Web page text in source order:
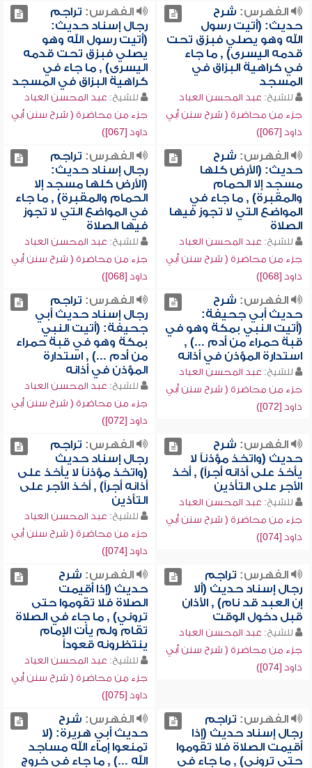
الفهرس: شرح
حديث: (أتيت رسول
الله وهو يصلي فبزق تحت
قدمه اليسرى) , ما جاء
في كراهية البزاق في
المسجد
للشيخ: عبد المحسن العباد
جزء من محاضرة ( شرح سنن أبي
داود [067])
الفهرس: تراجم
رجال إسناد حديث:
(أتيت رسول الله وهو
يصلي فبزق تحت قدمه
اليسرى) , ما جاء في
كراهية البزاق في المسجد
للشيخ: عبد المحسن العباد
جزء من محاضرة ( شرح سنن أبي
داود [067])
الفهرس: شرح
حديث: (الأرض كلها
مسجد إلا الحمام
والمقبرة) , ما جاء في
المواضع التي لا تجوز فيها
الصلاة
للشيخ: عبد المحسن العباد
جزء من محاضرة ( شرح سنن أبي
داود [068])
الفهرس: تراجم
رجال إسناد حديث:
(الأرض كلها مسجد إلا
الحمام والمقبرة) , ما جاء
في المواضع التي لا تجوز
فيها الصلاة
للشيخ: عبد المحسن العباد
جزء من محاضرة ( شرح سنن أبي
داود [068])
الفهرس: شرح
حديث أبي جحيفة:
(أتيت النبي بمكة وهو في
قبة حمراء من أدم ...) ,
استدارة المؤذن في أذانه
للشيخ: عبد المحسن العباد
جزء من محاضرة ( شرح سنن أبي
داود [072])
الفهرس: تراجم
رجال إسناد حديث أبي
جحيفة: (أتيت النبي
بمكة وهو في قبة حمراء
من أدم ...) , استدارة
المؤذن في أذانه
للشيخ: عبد المحسن العباد
جزء من محاضرة ( شرح سنن أبي
داود [072])
الفهرس: شرح
حديث (واتخذ مؤذناً لا
يأخذ على أذانه أجراً) , أخذ
الأجر على التأذين
للشيخ: عبد المحسن العباد
جزء من محاضرة ( شرح سنن أبي
داود [074])
الفهرس: تراجم
رجال إسناد حديث
(واتخذ مؤذناً لا يأخذ على
أذانه أجراً) , أخذ الأجر على
التأذين
للشيخ: عبد المحسن العباد
جزء من محاضرة ( شرح سنن أبي
داود [074])
الفهرس: تراجم
رجال إسناد حديث (ألا
إن العبد قد نام) , الأذان
قبل دخول الوقت
للشيخ: عبد المحسن العباد
جزء من محاضرة ( شرح سنن أبي
داود [074])
الفهرس: شرح
حديث (إذا أقيمت
الصلاة فلا تقوموا حتى
تروني) , ما جاء في الصلاة
تقام ولم يأت الإمام
ينتظرونه قعوداً
للشيخ: عبد المحسن العباد
جزء من محاضرة ( شرح سنن أبي
داود [075])
الفهرس: تراجم
رجال إسناد حديث (إذا
أقيمت الصلاة فلا تقوموا
حتى تروني) , ما جاء في
الفهرس: شرح
حديث أبي هريرة: (لا
تمنعوا إماء الله مساجد
الله ...) , ما جاء في خروج